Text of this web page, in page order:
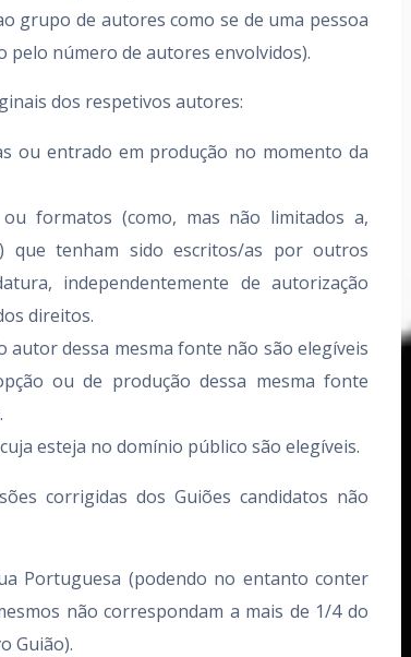
grupo de autores como se de uma pessoa
pelo número de autores envolvidos).
dos respetivos autores:
ou entrado em produção no momento da
formatos (como, mas não limitados a,
que tenham sido escritos/as por outros
independentemente de autorização
direitos.
dessa mesma fonte não são elegíveis
ou de produção dessa mesma fonte
esteja no domínio público são elegíveis.
corrigidas dos Guiões candidatos não
Portuguesa (podendo no entanto conter
não correspondam a mais de 1/4 do
Guião).